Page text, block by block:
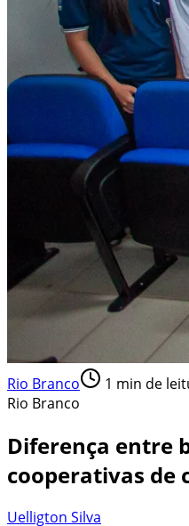
Rio Branco 1 min de
Rio Branco
Diferença entre
cooperativas de
Uelligton Silva